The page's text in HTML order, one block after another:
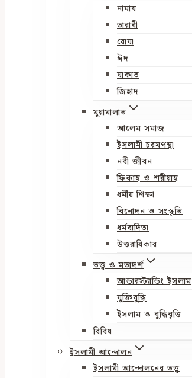
নামায
তারাবী
রোযা
ঈদ
যাকাত
জিহাদ
মুয়ামালাত
আলেম সমাজ
ইসলামী চরমপন্থা
নবী জীবন
ফিকাহ ও শরীয়াহ
ধর্মীয় শিক্ষা
বিনোদন ও সংস্কৃতি
ধর্মবাদিতা
উত্তরাধিকার
তত্ত্ব ও মতাদর্শ
আন্ডারস্ট্যান্ডিং ইসলাম
যুক্তিবুদ্ধি
ইসলাম ও বুদ্ধিবৃত্তি
বিবিধ
ইসলামী আন্দোলন
ইসলামী আন্দোলনের তত্ত্ব